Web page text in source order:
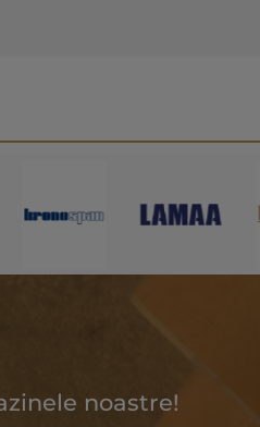
noastre!